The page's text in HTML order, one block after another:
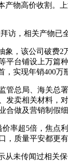
物高价收割。上
，相关产物已全
，该公司破费2
台铺设上万篇
实现年销400万
总局、海关总
卖相关材料，
做及营销制假细
超5倍，焦点
质量平安都更有
传闻过相关保